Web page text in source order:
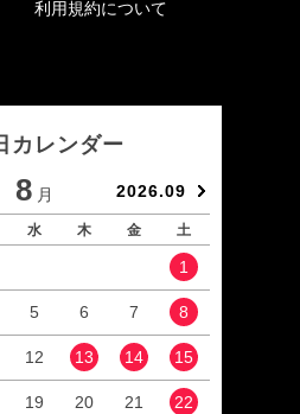
利用規約について
カレンダー
8 月 2026.09
水 木 金 土
1
5 6 7 8
12 13 14 15
19 20 21 22